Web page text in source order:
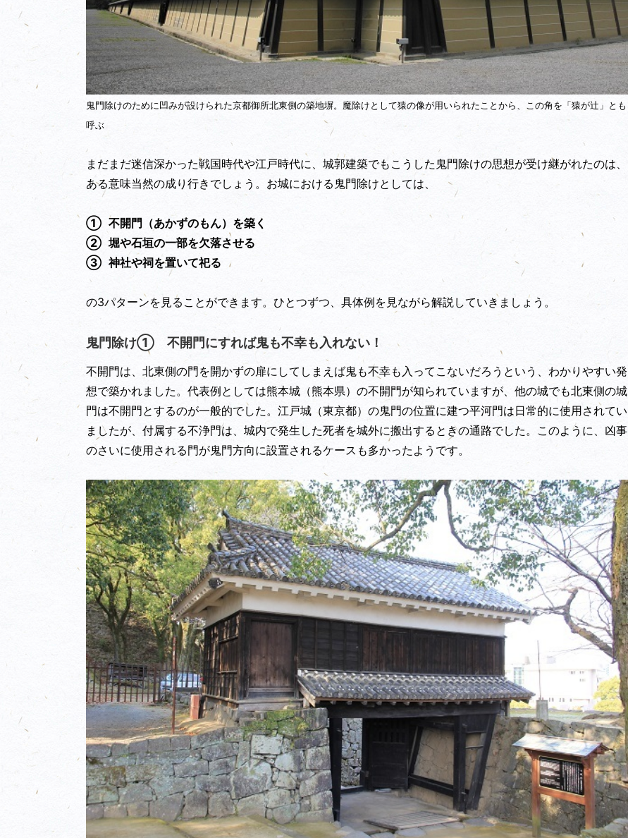
鬼門除けのために凹みが設けられた京都御所北東側の築地塀。魔除けとして猿の像が用いられたことから、この角を「猿が辻」とも
呼ぶ
まだまだ迷信深かった戦国時代や江戸時代に、城郭建築でもこうした鬼門除けの思想が受け継がれたのは、
ある意味当然の成り行きでしょう。お城における鬼門除けとしては、
① 不開門（あかずのもん）を築く
② 堀や石垣の一部を欠落させる
③ 神社や祠を置いて祀る
の3パターンを見ることができます。ひとつずつ、具体例を見ながら解説していきましょう。
鬼門除け① 不開門にすれば鬼も不幸も入れない！
不開門は、北東側の門を開かずの扉にしてしまえば鬼も不幸も入ってこないだろうという、わかりやすい発
想で築かれました。代表例としては熊本城（熊本県）の不開門が知られていますが、他の城でも北東側の城
門は不開門とするのが一般的でした。江戸城（東京都）の鬼門の位置に建つ平河門は日常的に使用されてい
ましたが、付属する不浄門は、城内で発生した死者を城外に搬出するときの通路でした。このように、凶事
のさいに使用される門が鬼門方向に設置されるケースも多かったようです。